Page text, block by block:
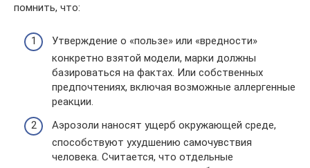
помнить, что:
Утверждение о «пользе» или «вредности»
конкретно взятой модели, марки должны
базироваться на фактах. Или собственных
предпочтениях, включая возможные аллергенные
реакции.
Аэрозоли наносят ущерб окружающей среде,
способствуют ухудшению самочувствия
человека. Считается, что отдельные